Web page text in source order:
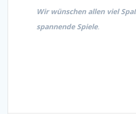
Wir wünschen allen viel
spannende Spiele.